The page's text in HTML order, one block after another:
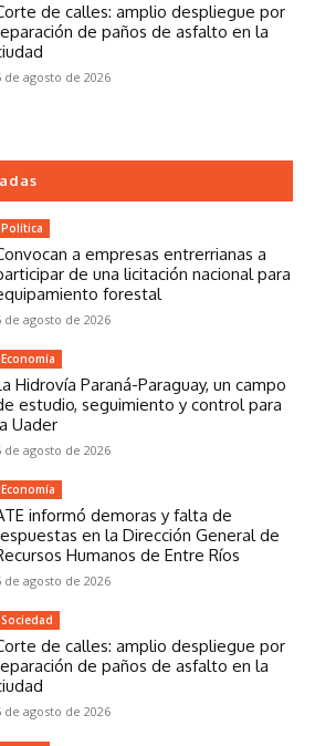
de calles: amplio despliegue por
de paños de asfalto en la
de agosto de 2026
Política
a empresas entrerrianas a
de una licitación nacional para
forestal
de agosto de 2026
Economía
Hidrovía Paraná-Paraguay, un campo
estudio, seguimiento y control para
Uader
de agosto de 2026
Economía
informó demoras y falta de
en la Dirección General de
Humanos de Entre Ríos
de agosto de 2026
Sociedad
de calles: amplio despliegue por
de paños de asfalto en la
de agosto de 2026